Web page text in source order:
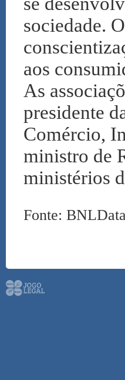
sociedade.
aos
As
presidente
Comércio,
ministro de
ministérios
Fonte: BNLData